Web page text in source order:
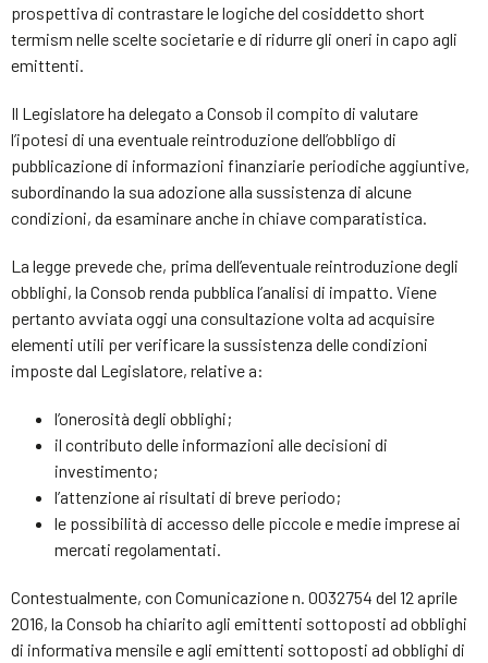
prospettiva di contrastare le logiche del cosiddetto short
termism nelle scelte societarie e di ridurre gli oneri in capo agli
emittenti.
Il Legislatore ha delegato a Consob il compito di valutare
l’ipotesi di una eventuale reintroduzione dell’obbligo di
pubblicazione di informazioni finanziarie periodiche aggiuntive,
subordinando la sua adozione alla sussistenza di alcune
condizioni, da esaminare anche in chiave comparatistica.
La legge prevede che, prima dell’eventuale reintroduzione degli
obblighi, la Consob renda pubblica l’analisi di impatto. Viene
pertanto avviata oggi una consultazione volta ad acquisire
elementi utili per verificare la sussistenza delle condizioni
imposte dal Legislatore, relative a:
l’onerosità degli obblighi;
il contributo delle informazioni alle decisioni di
investimento;
l’attenzione ai risultati di breve periodo;
le possibilità di accesso delle piccole e medie imprese ai
mercati regolamentati.
Contestualmente, con Comunicazione n. 0032754 del 12 aprile
2016, la Consob ha chiarito agli emittenti sottoposti ad obblighi
di informativa mensile e agli emittenti sottoposti ad obblighi di